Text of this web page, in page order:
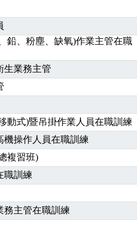
鉛、粉塵、缺氧)作業主管在職
生業務主管
動式)暨吊掛作業人員在職訓練
機操作人員在職訓練
複習班)
職訓練
務主管在職訓練